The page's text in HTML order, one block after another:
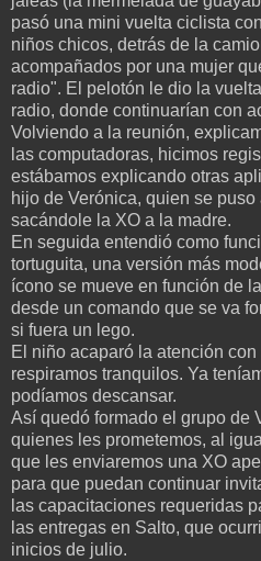
pasó una mini vuelta ciclista
niños chicos, detrás de la
acompañados por una mujer
radio". El pelotón le dio la
radio, donde continuarían con
Volviendo a la reunión,
las computadoras, hicimos
estábamos explicando otras
hijo de Verónica, quien se
sacándole la XO a la madre.
En seguida entendió como
tortuguita, una versión más
ícono se mueve en función de
desde un comando que se va
si fuera un lego.
El niño acaparó la atención
respiramos tranquilos. Ya
podíamos descansar.
Así quedó formado el grupo de
quienes les prometemos, al
que les enviaremos una XO
para que puedan continuar
las capacitaciones requeridas
las entregas en Salto, que
inicios de julio.